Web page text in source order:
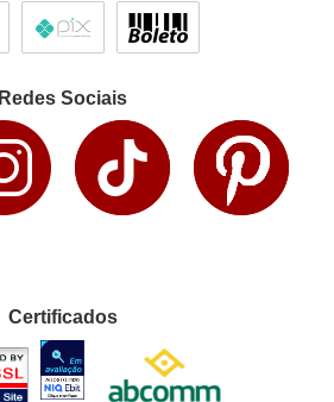
Redes Sociais
Certificados